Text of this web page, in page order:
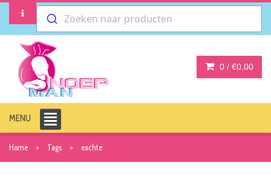
Zoeken naar producten
0 / €0,00
MENU
Home Tags eachte